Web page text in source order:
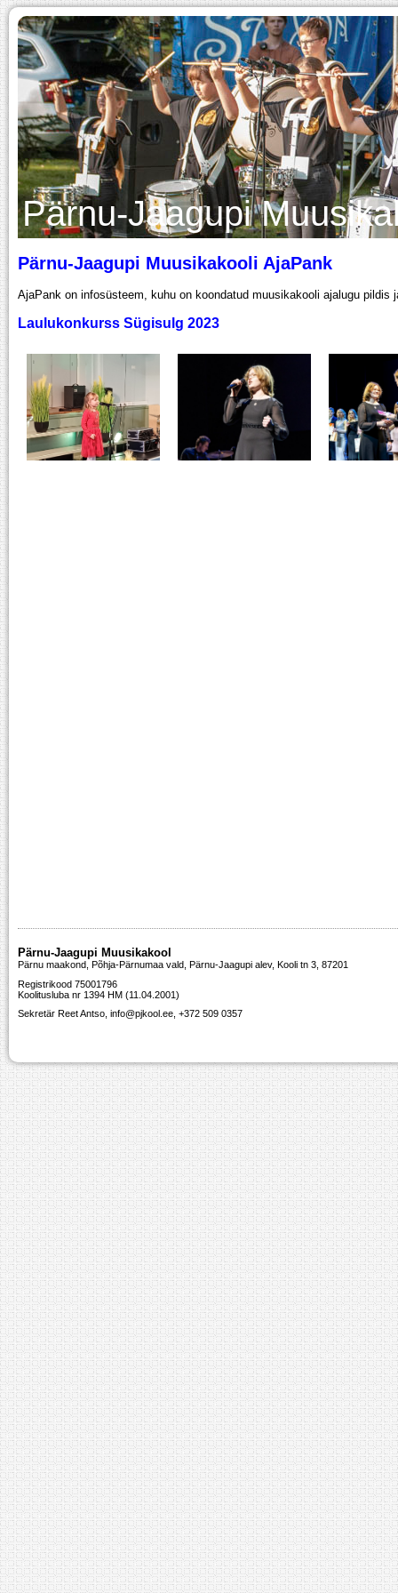
Pärnu-Jaagupi
Pärnu-Jaagupi Muusikakooli AjaPank
AjaPank on infosüsteem, kuhu on koondatud muusikakooli ajalugu pildis
Laulukonkurss Sügisulg 2023
Pärnu-Jaagupi Muusikakool
Pärnu maakond, Põhja-Pärnumaa vald, Pärnu-Jaagupi alev, Kooli tn 3, 87201
Registrikood 75001796
Koolitusluba nr 1394 HM (11.04.2001)
Sekretär Reet Antso, info@pjkool.ee, +372 509 0357